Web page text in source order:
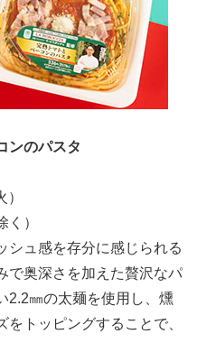
ンのパスタ
く）
シュ感を存分に感じられる
で奥深さを加えた贅沢なパ
2.2㎜の太麺を使用し、燻
トッピングすることで、